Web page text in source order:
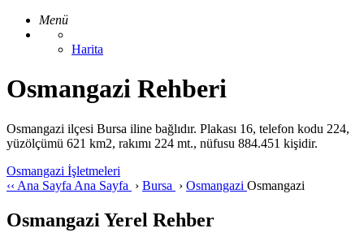
Menü
Harita
Osmangazi Rehberi
Osmangazi ilçesi Bursa iline bağlıdır. Plakası 16, telefon kodu 224,
yüzölçümü 621 km2, rakımı 224 mt., nüfusu 884.451 kişidir.
Osmangazi İşletmeleri
‹‹ Ana Sayfa Ana Sayfa › Bursa › Osmangazi Osmangazi
Osmangazi Yerel Rehber